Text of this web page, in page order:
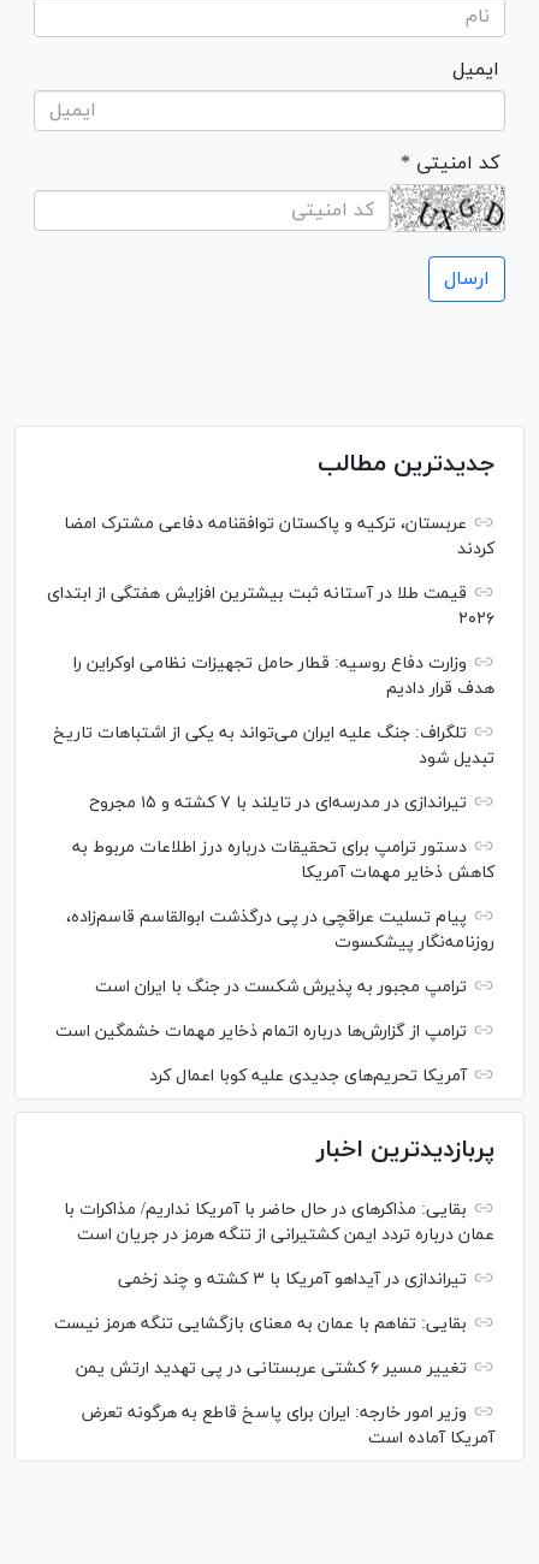
ایمیل
* کد امنیتی
جدیدترین مطالب
عربستان، ترکیه و پاکستان توافقنامه دفاعی مشترک امضا
کردند
قیمت طلا در آستانه ثبت بیشترین افزایش هفتگی از ابتدای
۲۰۲۶
وزارت دفاع روسیه: قطار حامل تجهیزات نظامی اوکراین را
هدف قرار دادیم
تلگراف: جنگ علیه ایران می‌تواند به یکی از اشتباهات تاریخ
تبدیل شود
تیراندازی در مدرسه‌ای در تایلند با ۷ کشته و ۱۵ مجروح
دستور ترامپ برای تحقیقات درباره درز اطلاعات مربوط به
کاهش ذخایر مهمات آمریکا
پیام تسلیت عراقچی در پی درگذشت ابوالقاسم قاسم‌زاده،
روزنامه‌نگار پیشکسوت
ترامپ مجبور به پذیرش شکست در جنگ با ایران است
ترامپ از گزارش‌ها درباره اتمام ذخایر مهمات خشمگین است
آمریکا تحریم‌های جدیدی علیه کوبا اعمال کرد
پربازدیدترین اخبار
بقایی: مذاکره‎ای در حال حاضر با آمریکا نداریم/ مذاکرات با
عمان درباره تردد ایمن کشتیرانی از تنگه هرمز در جریان است
تیراندازی در آیداهو آمریکا با ۳ کشته و چند زخمی
بقایی: تفاهم با عمان به معنای بازگشایی تنگه هرمز نیست
تغییر مسیر ۶ کشتی عربستانی در پی تهدید ارتش یمن
وزیر امور خارجه: ایران برای پاسخ قاطع به هرگونه تعرض
آمریکا آماده است